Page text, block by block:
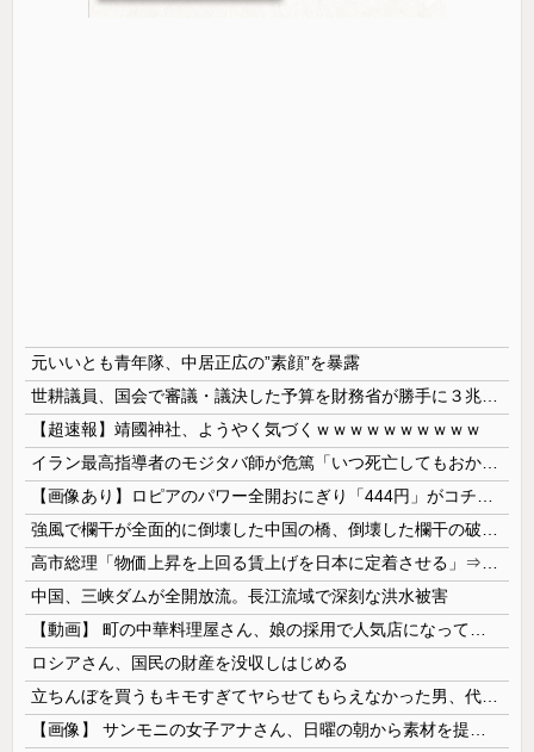
元いいとも青年隊、中居正広の”素顔”を暴露
【超速報】靖國神社、ようやく気づくｗｗｗｗｗｗｗｗｗｗ
中国、三峡ダムが全開放流。長江流域で深刻な洪水被害
ロシアさん、国民の財産を没収しはじめる